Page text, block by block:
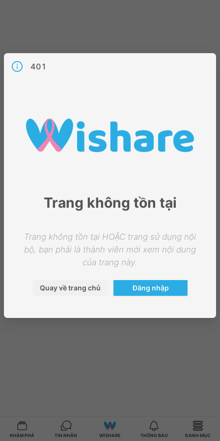
KHÁM PHÁ TIN NHẮN WISHARE THÔNG BÁO DANH MỤC
401
Trang không tồn tại
Trang không tồn tại HOẶC trang sử dụng nội
bộ, bạn phải là thành viên mới xem nội dung
của trang này.
Quay về trang chủ Đăng nhập